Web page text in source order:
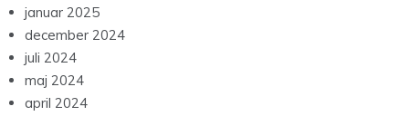
januar 2025
december 2024
juli 2024
maj 2024
april 2024